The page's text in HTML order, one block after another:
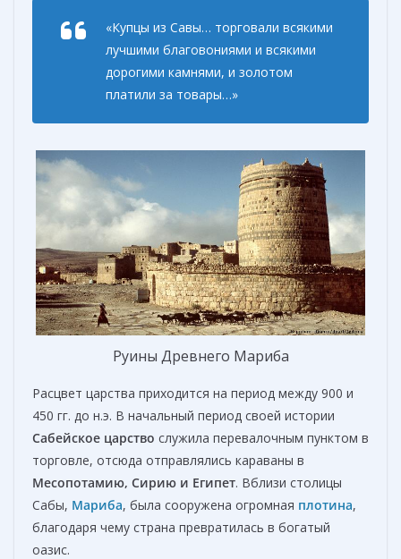
«Купцы из Савы… торговали всякими
лучшими благовониями и всякими
дорогими камнями, и золотом
платили за товары…»
Руины Древнего Мариба
Расцвет царства приходится на период между 900 и
450 гг. до н.э. В начальный период своей истории
Сабейское царство служила перевалочным пунктом в
торговле, отсюда отправлялись караваны в
Месопотамию, Сирию и Египет. Вблизи столицы
Сабы, Мариба, была сооружена огромная плотина,
благодаря чему страна превратилась в богатый
оазис.